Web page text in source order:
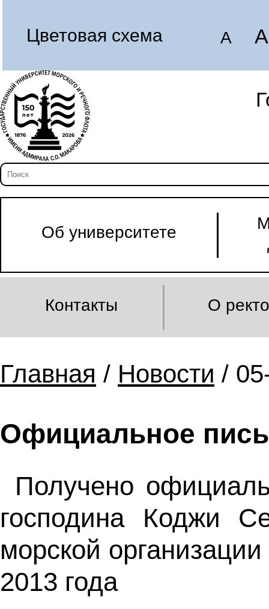
Цветовая схема A A
Об университете
Контакты О
Главная / Новости /
Официальное
Получено
господина Коджи
морской
2013 года